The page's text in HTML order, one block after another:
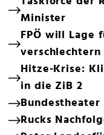
Minister
FPÖ will Lage
verschlechtern
Hitze-Krise:
in die ZiB 2
Rucks